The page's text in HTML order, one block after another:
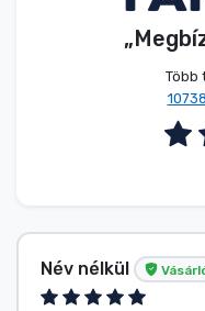
Több
Név nélkül